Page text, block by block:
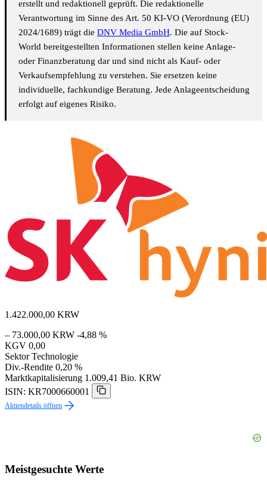
erstellt und redaktionell geprüft. Die redaktionelle
Verantwortung im Sinne des Art. 50 KI-VO (Verordnung (EU)
2024/1689) trägt die DNV Media GmbH. Die auf Stock-
World bereitgestellten Informationen stellen keine Anlage-
oder Finanzberatung dar und sind nicht als Kauf- oder
Verkaufsempfehlung zu verstehen. Sie ersetzen keine
individuelle, fachkundige Beratung. Jede Anlageentscheidung
erfolgt auf eigenes Risiko.
1.422.000,00 KRW
– 73.000,00 KRW -4,88 %
KGV 0,00
Sektor Technologie
Div.-Rendite 0,20 %
Marktkapitalisierung 1.009,41 Bio. KRW
ISIN: KR7000660001
Aktiendetails öffnen
Meistgesuchte Werte